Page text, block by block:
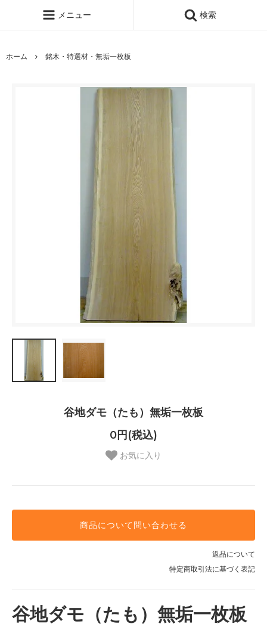
メニュー 検索
ホーム 銘木・特選材・無垢一枚板
谷地ダモ（たも）無垢一枚板
0円(税込)
お気に入り
商品について問い合わせる
返品について
特定商取引法に基づく表記
谷地ダモ（たも）無垢一枚板